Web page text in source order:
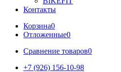
Контакты
Корзина0
Отложенные0
Сравнение товаров0
+7 (926) 156-10-98